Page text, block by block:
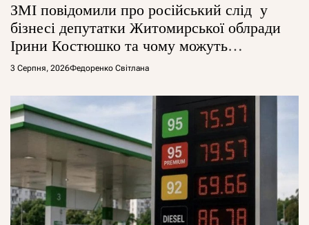
ЗМІ повідомили про російський слід у
бізнесі депутатки Житомирської облради
Ірини Костюшко та чому можуть
арештувати її активи
3 Серпня, 2026Федоренко Світлана